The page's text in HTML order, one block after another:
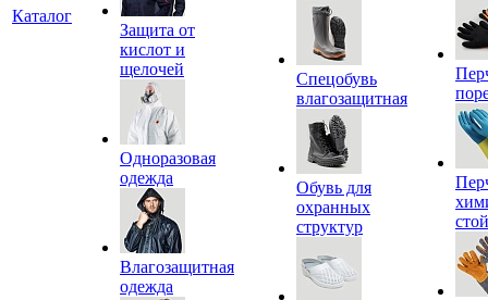
Каталог
Защита от
кислот и
щелочей
Одноразовая
одежда
Влагозащитная
одежда
Спецобувь
влагозащитная
Обувь для
охранных
структур